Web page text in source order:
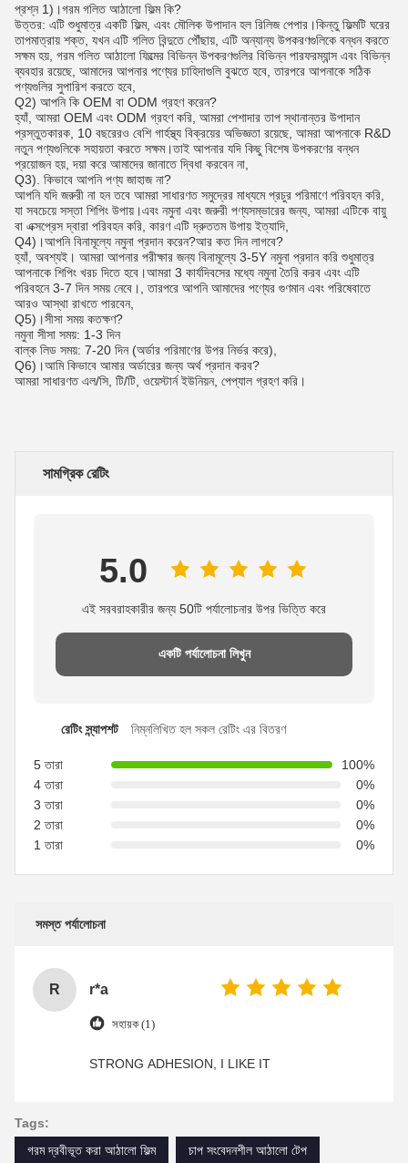
প্রশ্ন 1)।গরম গলিত আঠালো ফিল্ম কি?
উত্তর: এটি শুধুমাত্র একটি ফিল্ম, এবং মৌলিক উপাদান হল রিলিজ পেপার।কিন্তু ফিল্মটি ঘরের
তাপমাত্রায় শক্ত, যখন এটি গলিত বিন্দুতে পৌঁছায়, এটি অন্যান্য উপকরণগুলিকে বন্ধন করতে
সক্ষম হয়, গরম গলিত আঠালো ফিল্মের বিভিন্ন উপকরণগুলির বিভিন্ন পারফরম্যান্স এবং বিভিন্ন
ব্যবহার রয়েছে, আমাদের আপনার পণ্যের চাহিদাগুলি বুঝতে হবে, তারপরে আপনাকে সঠিক
পণ্যগুলির সুপারিশ করতে হবে,
Q2) আপনি কি OEM বা ODM গ্রহণ করেন?
হ্যাঁ, আমরা OEM এবং ODM গ্রহণ করি, আমরা পেশাদার তাপ স্থানান্তর উপাদান
প্রস্তুতকারক, 10 বছরেরও বেশি গার্হস্থ্য বিক্রয়ের অভিজ্ঞতা রয়েছে, আমরা আপনাকে R&D
নতুন পণ্যগুলিকে সহায়তা করতে সক্ষম।তাই আপনার যদি কিছু বিশেষ উপকরণের বন্ধন
প্রয়োজন হয়, দয়া করে আমাদের জানাতে দ্বিধা করবেন না,
Q3). কিভাবে আপনি পণ্য জাহাজ না?
আপনি যদি জরুরী না হন তবে আমরা সাধারণত সমুদ্রের মাধ্যমে প্রচুর পরিমাণে পরিবহন করি,
যা সবচেয়ে সস্তা শিপিং উপায়।এবং নমুনা এবং জরুরী পণ্যসম্ভারের জন্য, আমরা এটিকে বায়ু
বা এক্সপ্রেস দ্বারা পরিবহন করি, কারণ এটি দ্রুততম উপায় ইত্যাদি,
Q4)।আপনি বিনামূল্যে নমুনা প্রদান করেন?আর কত দিন লাগবে?
হ্যাঁ, অবশ্যই। আমরা আপনার পরীক্ষার জন্য বিনামূল্যে 3-5Y নমুনা প্রদান করি শুধুমাত্র
আপনাকে শিপিং খরচ দিতে হবে।আমরা 3 কার্যদিবসের মধ্যে নমুনা তৈরি করব এবং এটি
পরিবহনে 3-7 দিন সময় নেবে।, তারপরে আপনি আমাদের পণ্যের গুণমান এবং পরিষেবাতে
আরও আস্থা রাখতে পারবেন,
Q5)।সীসা সময় কতক্ষণ?
নমুনা সীসা সময়: 1-3 দিন
বাল্ক লিড সময়: 7-20 দিন (অর্ডার পরিমাণের উপর নির্ভর করে),
Q6)।আমি কিভাবে আমার অর্ডারের জন্য অর্থ প্রদান করব?
আমরা সাধারণত এল/সি, টি/টি, ওয়েস্টার্ন ইউনিয়ন, পেপ্যাল ​​গ্রহণ করি।
সামগ্রিক রেটিং
5.0
এই সরবরাহকারীর জন্য 50টি পর্যালোচনার উপর ভিত্তি করে
একটি পর্যালোচনা লিখুন
রেটিং স্ন্যাপশট নিম্নলিখিত হল সকল রেটিং এর বিতরণ
5 তারা
100%
4 তারা
0%
3 তারা
0%
2 তারা
0%
1 তারা
0%
সমস্ত পর্যালোচনা
R r*a
সহায়ক (1)
STRONG ADHESION, I LIKE IT
Tags:
গরম দ্রবীভূত করা আঠালো ফিল্ম
চাপ সংবেদনশীল আঠালো টেপ